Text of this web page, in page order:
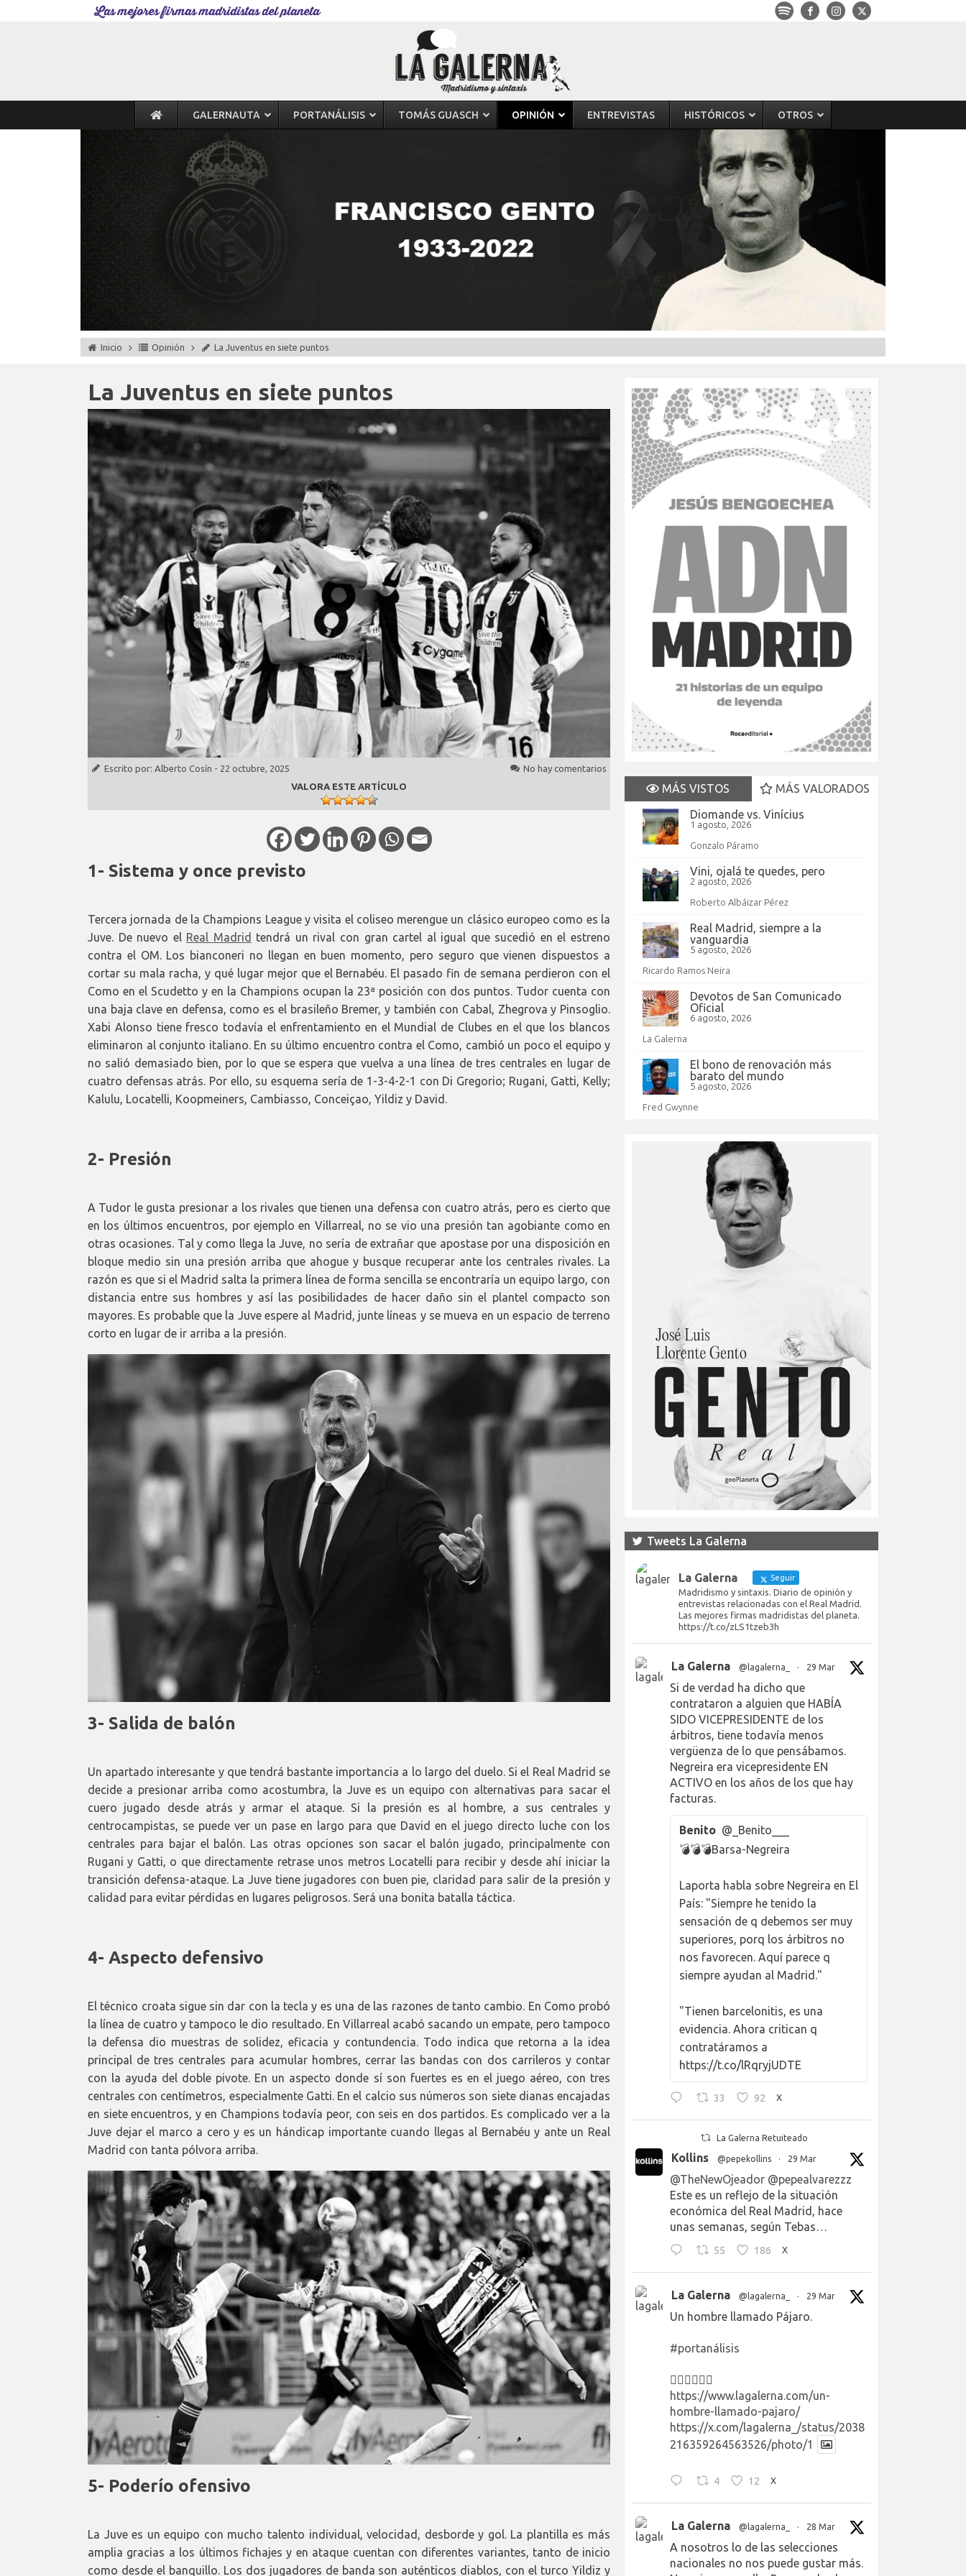
Las mejores firmas madridistas del planeta
GALERNAUTA PORTANÁLISIS TOMÁS GUASCH OPINIÓN ENTREVISTAS HISTÓRICOS OTROS
Inicio Opinión La Juventus en siete puntos
La Juventus en siete puntos
Escrito por: Alberto Cosín - 22 octubre, 2025
No hay comentarios
VALORA ESTE ARTÍCULO
1- Sistema y once previsto
Tercera jornada de la Champions League y visita el coliseo merengue un clásico europeo como es la
Juve. De nuevo el Real Madrid tendrá un rival con gran cartel al igual que sucedió en el estreno
contra el OM. Los bianconeri no llegan en buen momento, pero seguro que vienen dispuestos a
cortar su mala racha, y qué lugar mejor que el Bernabéu. El pasado fin de semana perdieron con el
Como en el Scudetto y en la Champions ocupan la 23ª posición con dos puntos. Tudor cuenta con
una baja clave en defensa, como es el brasileño Bremer, y también con Cabal, Zhegrova y Pinsoglio.
Xabi Alonso tiene fresco todavía el enfrentamiento en el Mundial de Clubes en el que los blancos
eliminaron al conjunto italiano. En su último encuentro contra el Como, cambió un poco el equipo y
no salió demasiado bien, por lo que se espera que vuelva a una línea de tres centrales en lugar de
cuatro defensas atrás. Por ello, su esquema sería de 1-3-4-2-1 con Di Gregorio; Rugani, Gatti, Kelly;
Kalulu, Locatelli, Koopmeiners, Cambiasso, Conceiçao, Yildiz y David.
2- Presión
A Tudor le gusta presionar a los rivales que tienen una defensa con cuatro atrás, pero es cierto que
en los últimos encuentros, por ejemplo en Villarreal, no se vio una presión tan agobiante como en
otras ocasiones. Tal y como llega la Juve, no sería de extrañar que apostase por una disposición en
bloque medio sin una presión arriba que ahogue y busque recuperar ante los centrales rivales. La
razón es que si el Madrid salta la primera línea de forma sencilla se encontraría un equipo largo, con
distancia entre sus hombres y así las posibilidades de hacer daño sin el plantel compacto son
mayores. Es probable que la Juve espere al Madrid, junte líneas y se mueva en un espacio de terreno
corto en lugar de ir arriba a la presión.
3- Salida de balón
Un apartado interesante y que tendrá bastante importancia a lo largo del duelo. Si el Real Madrid se
decide a presionar arriba como acostumbra, la Juve es un equipo con alternativas para sacar el
cuero jugado desde atrás y armar el ataque. Si la presión es al hombre, a sus centrales y
centrocampistas, se puede ver un pase en largo para que David en el juego directo luche con los
centrales para bajar el balón. Las otras opciones son sacar el balón jugado, principalmente con
Rugani y Gatti, o que directamente retrase unos metros Locatelli para recibir y desde ahí iniciar la
transición defensa-ataque. La Juve tiene jugadores con buen pie, claridad para salir de la presión y
calidad para evitar pérdidas en lugares peligrosos. Será una bonita batalla táctica.
4- Aspecto defensivo
El técnico croata sigue sin dar con la tecla y es una de las razones de tanto cambio. En Como probó
la línea de cuatro y tampoco le dio resultado. En Villarreal acabó sacando un empate, pero tampoco
la defensa dio muestras de solidez, eficacia y contundencia. Todo indica que retorna a la idea
principal de tres centrales para acumular hombres, cerrar las bandas con dos carrileros y contar
con la ayuda del doble pivote. En un aspecto donde sí son fuertes es en el juego aéreo, con tres
centrales con centímetros, especialmente Gatti. En el calcio sus números son siete dianas encajadas
en siete encuentros, y en Champions todavía peor, con seis en dos partidos. Es complicado ver a la
Juve dejar el marco a cero y es un hándicap importante cuando llegas al Bernabéu y ante un Real
Madrid con tanta pólvora arriba.
5- Poderío ofensivo
La Juve es un equipo con mucho talento individual, velocidad, desborde y gol. La plantilla es más
amplia gracias a los últimos fichajes y en ataque cuentan con diferentes variantes, tanto de inicio
como desde el banquillo. Los dos jugadores de banda son auténticos diablos, con el turco Yildiz y
MÁS VISTOS
MÁS VALORADOS
Diomande vs. Vinícius
1 agosto, 2026
Gonzalo Páramo
Vini, ojalá te quedes, pero
2 agosto, 2026
Roberto Albáizar Pérez
Real Madrid, siempre a la
vanguardia
5 agosto, 2026
Ricardo Ramos Neira
Devotos de San Comunicado
Oficial
6 agosto, 2026
La Galerna
El bono de renovación más
barato del mundo
5 agosto, 2026
Fred Gwynne
Tweets La Galerna
La Galerna Seguir
Madridismo y sintaxis. Diario de opinión y
entrevistas relacionadas con el Real Madrid.
Las mejores firmas madridistas del planeta.
https://t.co/zLS1tzeb3h
La Galerna @lagalerna_ · 29 Mar
Si de verdad ha dicho que
contrataron a alguien que HABÍA
SIDO VICEPRESIDENTE de los
árbitros, tiene todavía menos
vergüenza de lo que pensábamos.
Negreira era vicepresidente EN
ACTIVO en los años de los que hay
facturas.
Benito @_Benito___
💣💣💣Barsa-Negreira
Laporta habla sobre Negreira en El
País: "Siempre he tenido la
sensación de q debemos ser muy
superiores, porq los árbitros no
nos favorecen. Aquí parece q
siempre ayudan al Madrid."
"Tienen barcelonitis, es una
evidencia. Ahora critican q
contratáramos a
https://t.co/lRqryjUDTE
33 92 X
La Galerna Retuiteado
Kollins @pepekollins · 29 Mar
@TheNewOjeador @pepealvarezzz
Este es un reflejo de la situación
económica del Real Madrid, hace
unas semanas, según Tebas…
55 186 X
La Galerna @lagalerna_ · 29 Mar
Un hombre llamado Pájaro.
#portanálisis
👉🏻👉🏻👉🏻
https://www.lagalerna.com/un-
hombre-llamado-pajaro/
https://x.com/lagalerna_/status/2038
216359264563526/photo/1
4 12 X
La Galerna @lagalerna_ · 28 Mar
A nosotros lo de las selecciones
nacionales no nos puede gustar más.